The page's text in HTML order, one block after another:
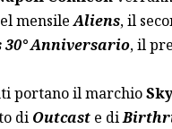
mensileAliens, il
30° Anniversario, il
portano il marchio
di Outcast e di